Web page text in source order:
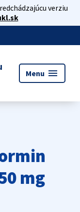
verziu
Menu menu
mg